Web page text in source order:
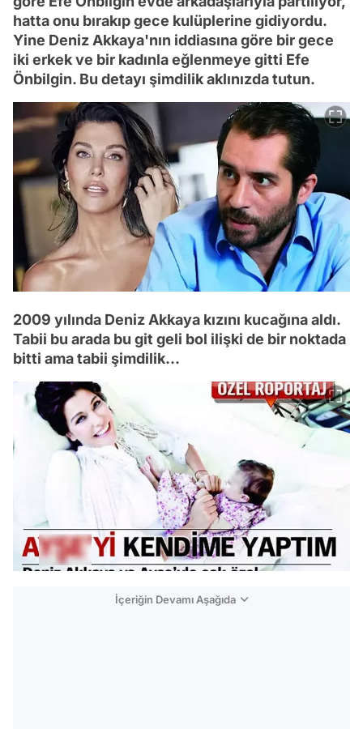
hatta onu bırakıp gece kulüplerine gidiyordu.
Yine Deniz Akkaya'nın iddiasına göre bir gece
iki erkek ve bir kadınla eğlenmeye gitti Efe
Önbilgin. Bu detayı şimdilik aklınızda tutun.
2009 yılında Deniz Akkaya kızını kucağına aldı.
Tabii bu arada bu git geli bol ilişki de bir noktada
bitti ama tabii şimdilik...
İçeriğin Devamı Aşağıda